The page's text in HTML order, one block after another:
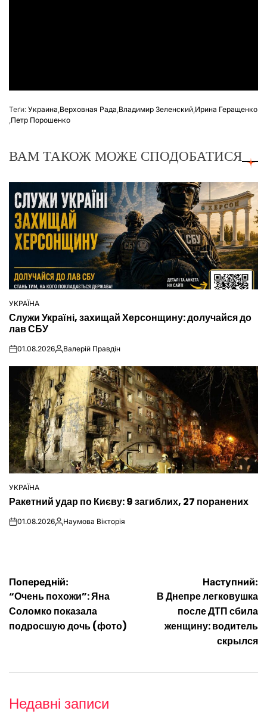
Теґи: Украина Верховная Рада Владимир Зеленский Ирина Геращенко
Петр Порошенко
ВАМ ТАКОЖ МОЖЕ СПОДОБАТИСЯ
ОПУБЛІКУВАТИ
У
УКРАЇНА
Служи Україні, захищай Херсонщину: долучайся до
лав СБУ
on01.08.2026Опубліковано
Валерій Правдін
ОПУБЛІКУВАТИ
У
УКРАЇНА
Ракетний удар по Києву: 9 загиблих, 27 поранених
on01.08.2026Опубліковано
Наумова Вікторія
Навігація
записів
Попередній:
“Очень похожи”: Яна
Соломко показала
подросшую дочь (фото)
Наступний:
В Днепре легковушка
после ДТП сбила
женщину: водитель
скрылся
Недавні записи